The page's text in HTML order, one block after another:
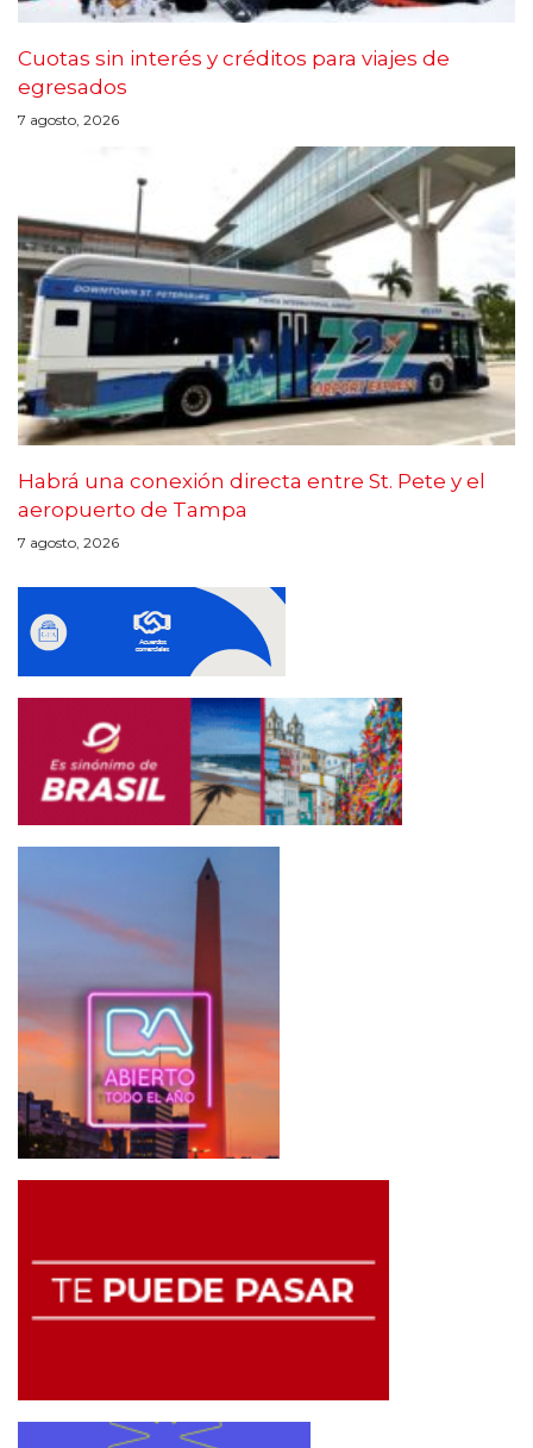
Cuotas sin interés y créditos para viajes de
egresados
7 agosto, 2026
Habrá una conexión directa entre St. Pete y el
aeropuerto de Tampa
7 agosto, 2026